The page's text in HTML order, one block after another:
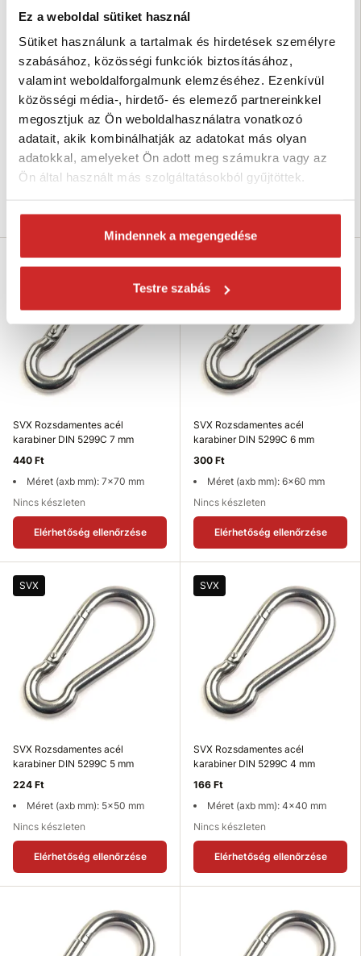
Ez a weboldal sütiket használ
Sütiket használunk a tartalmak és hirdetések személyre
szabásához, közösségi funkciók biztosításához,
valamint weboldalforgalmunk elemzéséhez. Ezenkívül
közösségi média-, hirdető- és elemező partnereinkkel
megosztjuk az Ön weboldalhasználatra vonatkozó
adatait, akik kombinálhatják az adatokat más olyan
adatokkal, amelyeket Ön adott meg számukra vagy az
Ön által használt más szolgáltatásokból gyűjtöttek.
Mindennek a megengedése
Testre szabás
SVX Rozsdamentes acél
karabiner DIN 5299C 10 mm
1 121 Ft
Méret (axb mm): 10x100 mm
Nincs készleten
SVX Rozsdamentes acél
karabiner DIN 5299C 8 mm
580 Ft
Méret (axb mm): 8x80 mm
Nincs készleten
SVX
SVX Rozsdamentes acél
karabiner DIN 5299C 7 mm
440 Ft
Méret (axb mm): 7x70 mm
Nincs készleten
Elérhetőség ellenőrzése
SVX
SVX Rozsdamentes acél
karabiner DIN 5299C 6 mm
300 Ft
Méret (axb mm): 6x60 mm
Nincs készleten
Elérhetőség ellenőrzése
SVX
SVX Rozsdamentes acél
karabiner DIN 5299C 5 mm
224 Ft
Méret (axb mm): 5x50 mm
Nincs készleten
Elérhetőség ellenőrzése
SVX
SVX Rozsdamentes acél
karabiner DIN 5299C 4 mm
166 Ft
Méret (axb mm): 4x40 mm
Nincs készleten
Elérhetőség ellenőrzése